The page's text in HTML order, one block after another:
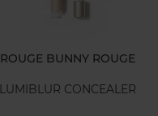
ROUGE BUNNY ROUGE
LUMIBLUR CONCEALER